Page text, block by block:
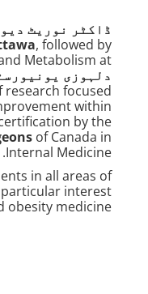
ڈاکٹر نوریٹ
, followed by
Metabolism at
دلہوزی
research focused
within
by the
of Canada in
Internal Medicine.
in all areas of
interest
obesity medicine.